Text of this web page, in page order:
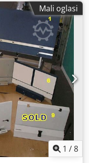
Mali oglasi
1 /8